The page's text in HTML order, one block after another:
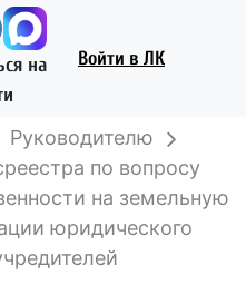
на
Войти в ЛК
Руководителю
по вопросу
на земельную
юридического